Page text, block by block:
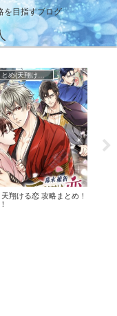
を目指すブログ
★攻略まとめ(王子EK)
王子様のプロポーズEK イ